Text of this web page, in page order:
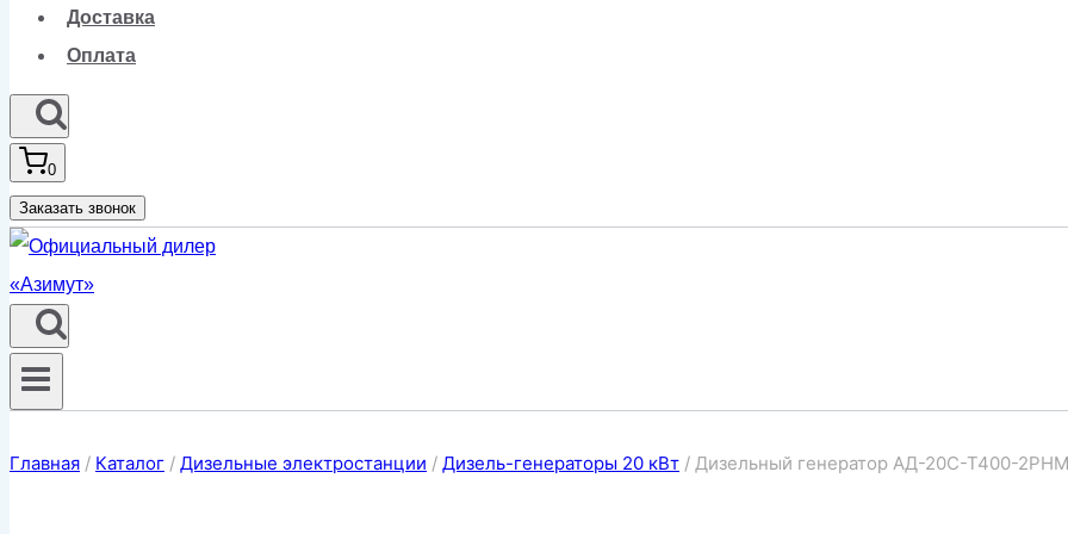
Доставка
Оплата
0
Заказать звонок
Главная / Каталог / Дизельные электростанции / Дизель-генераторы 20 кВт / Дизельный генератор АД-20С-Т400-